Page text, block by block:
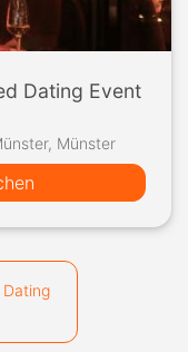
Dating Event
Münster